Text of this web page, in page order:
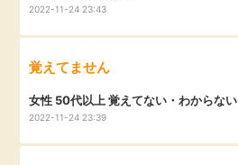
ヘルプセンター
2022-11-24 23:43
覚えてません
女性 50代以上 覚えてない・わからない
2022-11-24 23:39